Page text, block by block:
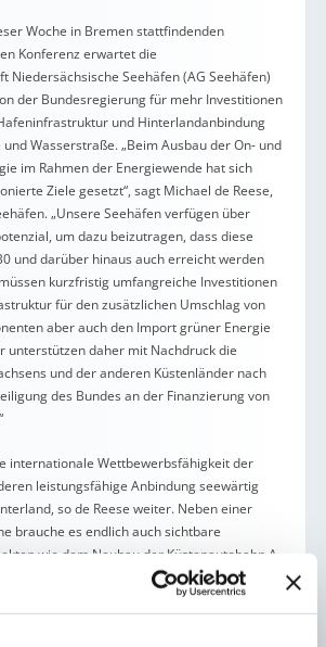
Woche in Bremen stattfindenden
Konferenz erwartet die
Niedersächsische Seehäfen (AG Seehäfen)
der Bundesregierung für mehr Investitionen
und Hinterlandanbindung
Wasserstraße. „Beim Ausbau der On- und
im Rahmen der Energiewende hat sich
Ziele gesetzt“, sagt Michael de Reese,
„Unsere Seehäfen verfügen über
um dazu beizutragen, dass diese
und darüber hinaus auch erreicht werden
kurzfristig umfangreiche Investitionen
für den zusätzlichen Umschlag von
aber auch den Import grüner Energie
unterstützen daher mit Nachdruck die
und der anderen Küstenländer nach
des Bundes an der Finanzierung von
internationale Wettbewerbsfähigkeit der
leistungsfähige Anbindung seewärtig
so de Reese weiter. Neben einer
brauche es endlich auch sichtbare
wie dem Neubau der Küstenautobahn A
von Außenems sowie Außen-